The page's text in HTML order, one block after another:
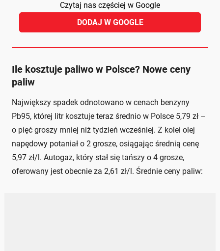
Czytaj nas częściej w Google
DODAJ W GOOGLE
Ile kosztuje paliwo w Polsce? Nowe ceny
paliw
Największy spadek odnotowano w cenach benzyny
Pb95, której litr kosztuje teraz średnio w Polsce 5,79 zł –
o pięć groszy mniej niż tydzień wcześniej. Z kolei olej
napędowy potaniał o 2 grosze, osiągając średnią cenę
5,97 zł/l. Autogaz, który stał się tańszy o 4 grosze,
oferowany jest obecnie za 2,61 zł/l. Średnie ceny paliw: